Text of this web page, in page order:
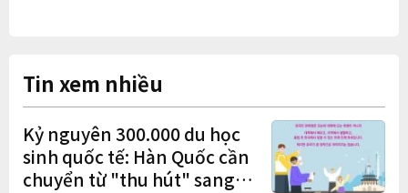
Tin xem nhiều
Kỷ nguyên 300.000 du học
sinh quốc tế: Hàn Quốc cần
chuyển từ "thu hút" sang